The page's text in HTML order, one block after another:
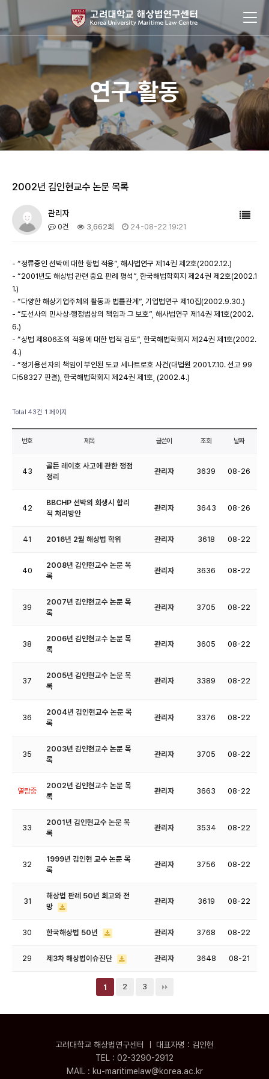
연구 활동
2002년 김인현교수 논문 목록
관리자
0건 3,662회 24-08-22 19:21
- “정류중인 선박에 대한 항법 적용”, 해사법연구 제14권 제2호(2002.12.)
- “2001년도 해상법 관련 중요 판례 평석”, 한국해법학회지 제24권 제2호(2002.1
1.)
- “다양한 해상기업주체의 활동과 법률관계”, 기업법연구 제10집(2002.9.30.)
- “도선사의 민사상·행정법상의 책임과 그 보호”, 해사법연구 제14권 제1호(2002.
6.)
- “상법 제806조의 적용에 대한 법적 검토”, 한국해법학회지 제24권 제1호(2002.
4.)
- “정기용선자의 책임이 부인된 도쿄 세나트로호 사건(대법원 2001.7.10. 선고 99
다58327 판결), 한국해법학회지 제24권 제1호, (2002.4.)
Total 43건 1 페이지
번호 제목 글쓴이 조회 날짜
43
골든 레이호 사고에 관한 쟁점
정리
관리자 3639 08-26
42
BBCHP 선박의 회생시 합리
적 처리방안
관리자 3643 08-26
41 2016년 2월 해상법 학위 관리자 3618 08-22
40
2008년 김인현교수 논문 목
록
관리자 3636 08-22
39
2007년 김인현교수 논문 목
록
관리자 3705 08-22
38
2006년 김인현교수 논문 목
록
관리자 3605 08-22
37
2005년 김인현교수 논문 목
록
관리자 3389 08-22
36
2004년 김인현교수 논문 목
록
관리자 3376 08-22
35
2003년 김인현교수 논문 목
록
관리자 3705 08-22
열람중
2002년 김인현교수 논문 목
록
관리자 3663 08-22
33
2001년 김인현교수 논문 목
록
관리자 3534 08-22
32
1999년 김인현 교수 논문 목
록
관리자 3756 08-22
31
해상법 판례 50년 회고와 전
망
관리자 3619 08-22
30 한국해상법 50년 관리자 3768 08-22
29 제3차 해상법이슈진단 관리자 3648 08-21
1 2 3
고려대학교 해상법연구센터 ㅣ 대표자명 : 김인현
TEL : 02-3290-2912
MAIL : ku-maritimelaw@korea.ac.kr